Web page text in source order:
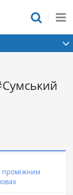
проміжним